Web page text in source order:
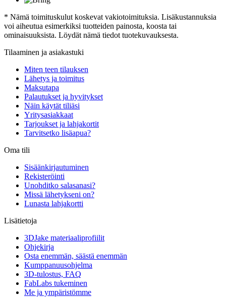
* Nämä toimituskulut koskevat vakiotoimituksia. Lisäkustannuksia
voi aiheutua esimerkiksi tuotteiden painosta, koosta tai
ominaisuuksista. Löydät nämä tiedot tuotekuvauksesta.
Tilaaminen ja asiakastuki
Miten teen tilauksen
Lähetys ja toimitus
Maksutapa
Palautukset ja hyvitykset
Näin käytät tiliäsi
Yritysasiakkaat
Tarjoukset ja lahjakortit
Tarvitsetko lisäapua?
Oma tili
Sisäänkirjautuminen
Rekisteröinti
Unohditko salasanasi?
Missä lähetykseni on?
Lunasta lahjakortti
Lisätietoja
3DJake materiaaliprofiilit
Ohjekirja
Osta enemmän, säästä enemmän
Kumppanuusohjelma
3D-tulostus, FAQ
FabLabs tukeminen
Me ja ympäristömme